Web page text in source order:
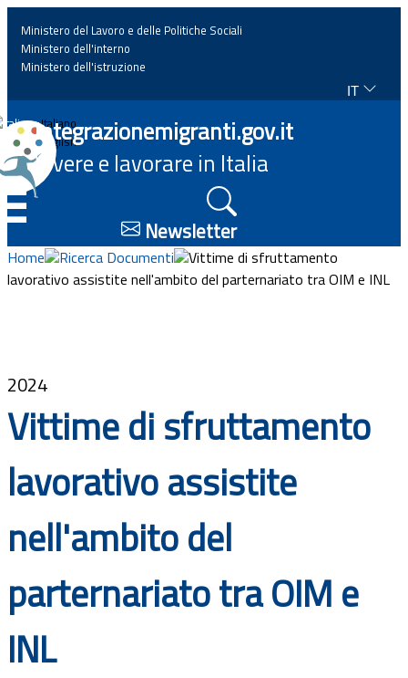
Home
News
Approfondimenti
Eventi
Progetti
Documenti
Bandi
Guide
Ministero del Lavoro e delle Politiche Sociali
Ministero dell'interno
Ministero dell'istruzione
IT
Italiano
English
Integrazionemigranti.gov.it
Vivere e lavorare in Italia
Newsletter
Home Ricerca Documenti
Vittime di sfruttamento
lavorativo assistite nell'ambito del parternariato tra OIM e INL
2024
Vittime di sfruttamento
lavorativo assistite
nell'ambito del
parternariato tra OIM e
INL